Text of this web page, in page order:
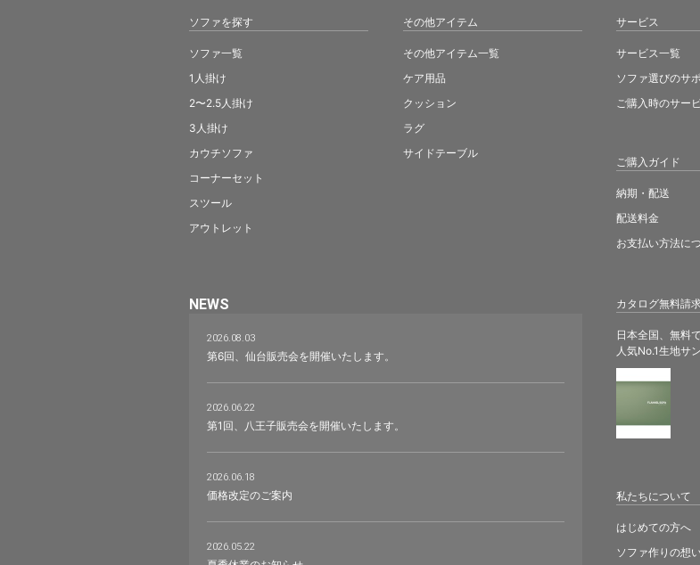
カタログ無料請
日本全国、無料
人気No.1生地サ
ソファを探す
ソファ一覧
1人掛け
2〜2.5人掛け
3人掛け
カウチソファ
コーナーセット
スツール
アウトレット
その他アイテム
その他アイテム一覧
ケア用品
クッション
ラグ
サイドテーブル
サービス
サービス一覧
ソファ選びのサ
ご購入時のサー
ご購入ガイド
納期・配送
配送料金
お支払い方法に
NEWS
2026.08.03
第6回、仙台販売会を開催いたします。
2026.06.22
第1回、八王子販売会を開催いたします。
2026.06.18
価格改定のご案内
2026.05.22
私たちについて
はじめての方へ
ソファ作りの想